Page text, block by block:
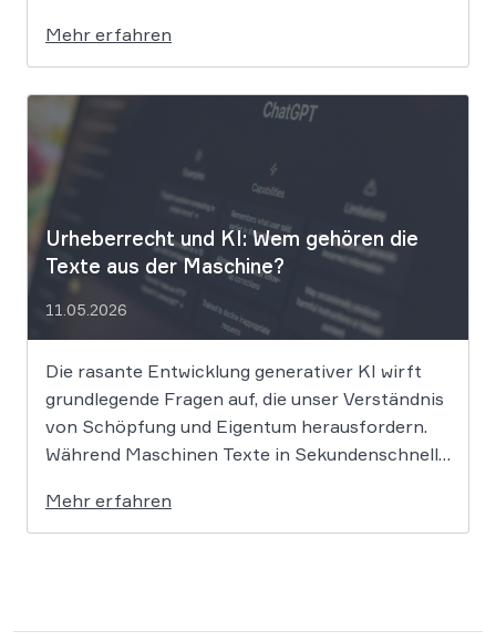
die Rechte ihrer Mitglieder verteidigen. Dem
Unternehmen hinter der populären KI-Musik-
App werden massive
Urheberrechtsverletzungen vorgeworfen. Die
entscheidende Frage lautet: Durfte Suno […]
Mehr erfahren
Urheberrecht und KI: Wem gehören die
Texte aus der Maschine?
11.05.2026
Die rasante Entwicklung generativer KI wirft
grundlegende Fragen auf, die unser Verständnis
von Schöpfung und Eigentum herausfordern.
Während Maschinen Texte in Sekundenschnelle
die Antwort, ob und wie diese Werke geschützt
sind: Ein Problem, das längst nicht nur Juristen,
Mehr erfahren